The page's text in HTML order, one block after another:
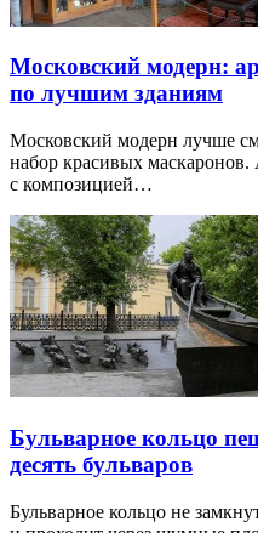
Московский модерн:
по лучшим зданиям
Московский модерн лучше
набор красивых маскаронов.
с композицией…
Бульварное кольцо
десять бульваров
Бульварное кольцо не